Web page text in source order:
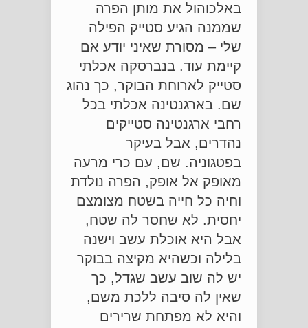
באלכוהול את מותן הפרה
שממנה הגיע סטייק הפילה
שלי – מסורת שאיני יודע אם
קיימת עוד. בנברסקה אכלתי
סטייק לארוחת הבוקר, כך נהוג
שם. בארגנטינה אכלתי בכל
רחבי ארגנטינה סטייקים
נהדרים, אבל בעיקר
בפטגוניה. שם, עם כרי מרעה
מאופק אל אופק, הפרה נולדת
וחיה כל חייה בשטח מצומצם
יחסית. לא שחסר לה שטח,
אבל היא אוכלת עשב וישנה
בלילה וכשהיא מקיצה בבוקר
יש לה שוב עשב שגדל, כך
שאין לה סיבה ללכת משם,
והיא לא מפתחת שרירים